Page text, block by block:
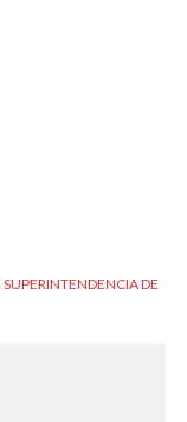
SUPERINTENDENCIA DE